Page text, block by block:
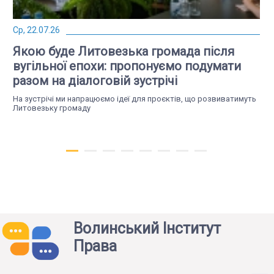
Ср, 22.07.26
Якою буде Литовезька громада після
вугільної епохи: пропонуємо подумати
разом на діалоговій зустрічі
На зустрічі ми напрацюємо ідеї для проєктів, що розвиватимуть
Литовезьку громаду
Вт, 14.07.26
Волинський Інститут
Права